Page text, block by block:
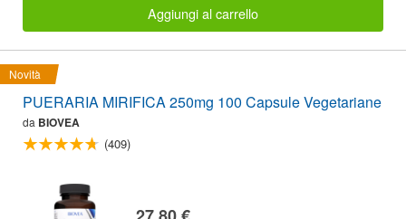
Aggiungi al carrello
Novità
PUERARIA MIRIFICA 250mg 100 Capsule Vegetariane
da BIOVEA
(409)